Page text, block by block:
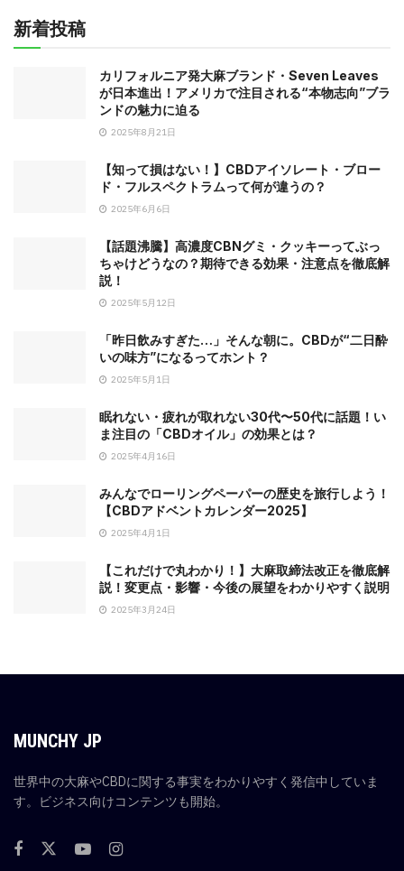
新着投稿
カリフォルニア発大麻ブランド・Seven Leaves
が日本進出！アメリカで注目される“本物志向”ブラ
ンドの魅力に迫る
2025年8月21日
【知って損はない！】CBDアイソレート・ブロー
ド・フルスペクトラムって何が違うの？
2025年6月6日
【話題沸騰】高濃度CBNグミ・クッキーってぶっ
ちゃけどうなの？期待できる効果・注意点を徹底解
説！
2025年5月12日
「昨日飲みすぎた…」そんな朝に。CBDが“二日酔
いの味方”になるってホント？
2025年5月1日
眠れない・疲れが取れない30代〜50代に話題！い
ま注目の「CBDオイル」の効果とは？
2025年4月16日
みんなでローリングペーパーの歴史を旅行しよう！
【CBDアドベントカレンダー2025】
2025年4月1日
【これだけで丸わかり！】大麻取締法改正を徹底解
説！変更点・影響・今後の展望をわかりやすく説明
2025年3月24日
MUNCHY JP
世界中の大麻やCBDに関する事実をわかりやすく発信中していま
す。ビジネス向けコンテンツも開始。